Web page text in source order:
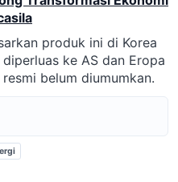
produk ini di Korea
ke AS dan Eropa
belum diumumkan.